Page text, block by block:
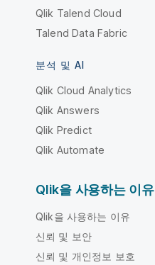
Qlik Talend Cloud
Talend Data Fabric
분석 및 AI
Qlik Cloud Analytics
Qlik Answers
Qlik Predict
Qlik Automate
Qlik을 사용하는 이유
Qlik을 사용하는 이유
신뢰 및 보안
신뢰 및 개인정보 보호